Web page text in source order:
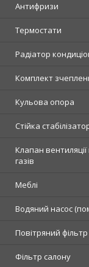
Антифризи
Термостати
Радіатор
Комплект
Кульова опора
Стійка
Клапан
газів
Меблі
Водяний насос
Повітряний фільтр
Фільтр салону